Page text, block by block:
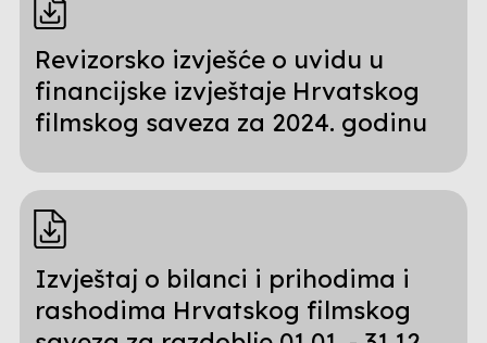
Revizorsko izvješće o uvidu u
financijske izvještaje Hrvatskog
filmskog saveza za 2024. godinu
Izvještaj o bilanci i prihodima i
rashodima Hrvatskog filmskog